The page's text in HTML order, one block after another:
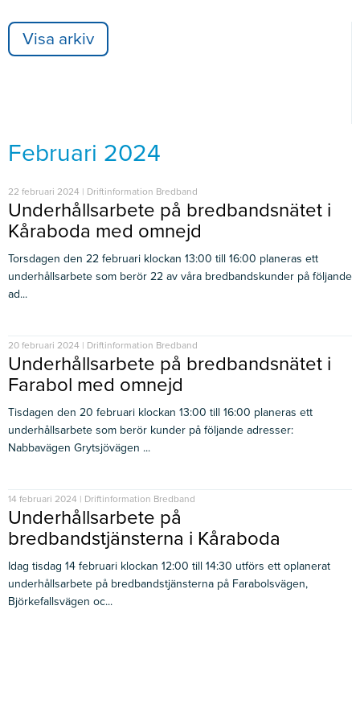
Visa arkiv
Februari 2024
22 februari 2024 | Driftinformation Bredband
Underhållsarbete på bredbandsnätet i
Kåraboda med omnejd
Torsdagen den 22 februari klockan 13:00 till 16:00 planeras ett
underhållsarbete som berör 22 av våra bredbandskunder på följande
ad...
20 februari 2024 | Driftinformation Bredband
Underhållsarbete på bredbandsnätet i
Farabol med omnejd
Tisdagen den 20 februari klockan 13:00 till 16:00 planeras ett
underhållsarbete som berör kunder på följande adresser:
Nabbavägen Grytsjövägen ...
14 februari 2024 | Driftinformation Bredband
Underhållsarbete på
bredbandstjänsterna i Kåraboda
Idag tisdag 14 februari klockan 12:00 till 14:30 utförs ett oplanerat
underhållsarbete på bredbandstjänsterna på Farabolsvägen,
Björkefallsvägen oc...